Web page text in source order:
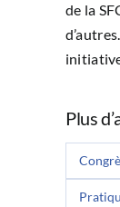
de la
Plus